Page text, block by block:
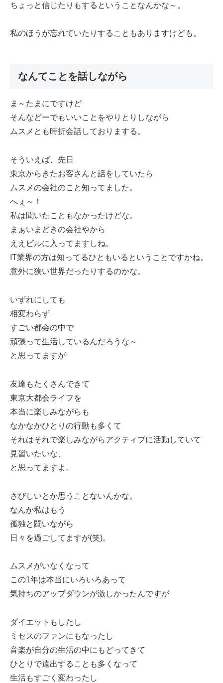
ちょっと信じたりもするということなんかな～。
私のほうが忘れていたりすることもありますけども。
なんてことを話しながら
ま～たまにですけど
そんなどーでもいいことをやりとりしながら
ムスメとも時折会話しておりまする。
そういえば、先日
東京からきたお客さんと話をしていたら
ムスメの会社のこと知ってました。
へぇ～！
私は聞いたこともなかったけどな。
まぁいまどきの会社やから
ええビルに入ってますしね。
IT業界の方は知ってるひともいるということですかね。
意外に狭い世界だったりするのかな。
いずれにしても
相変わらず
すごい都会の中で
頑張って生活しているんだろうな～
と思ってますが
友達もたくさんできて
東京大都会ライフを
本当に楽しみながらも
なかなかひとりの行動も多くて
それはそれで楽しみながらアクティブに活動していて
見習いたいな、
と思ってますよ。
さびしいとか思うことないんかな。
なんか私はもう
孤独と闘いながら
日々を過ごしてますが(笑)。
ムスメがいなくなって
この1年は本当にいろいろあって
気持ちのアップダウンが激しかったんですが
ダイエットもしたし
ミセスのファンにもなったし
音楽が自分の生活の中にもどってきて
ひとりで遠出することも多くなって
生活もすごく変わったし